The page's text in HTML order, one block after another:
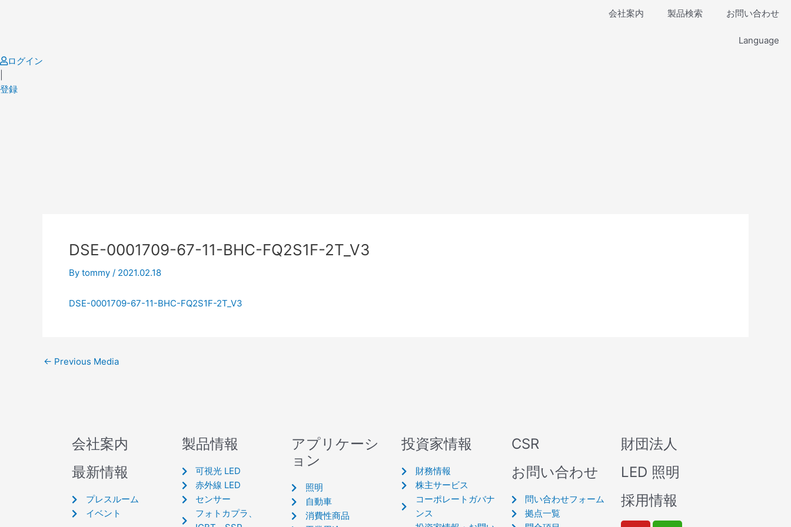
会社案内 製品検索 お問い合わせ
Language
ログイン
登録
DSE-0001709-67-11-BHC-FQ2S1F-2T_V3
By tommy / 2021.02.18
DSE-0001709-67-11-BHC-FQ2S1F-2T_V3
← Previous Media
会社案内
最新情報
プレスルーム
イベント
製品情報
可視光 LED
赤外線 LED
センサー
フォトカプラ、
アプリケーシ
ョン
照明
自動車
消費性商品
投資家情報
財務情報
株主サービス
コーポレートガバナ
ンス
CSR
お問い合わせ
問い合わせフォーム
拠点一覧
財団法人
LED 照明
採用情報